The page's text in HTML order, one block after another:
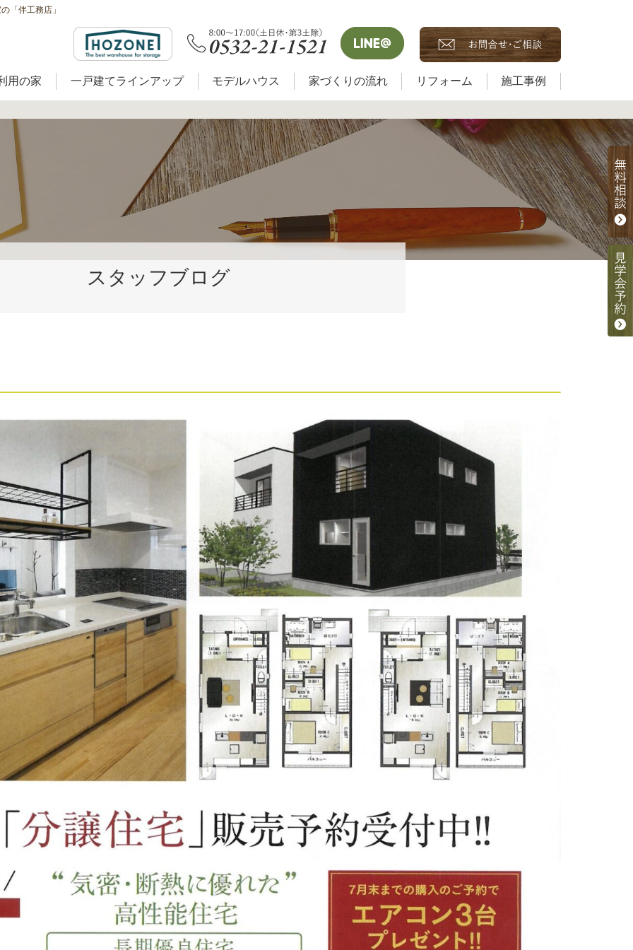
「伴工務店」
用の家 一戸建てラインアップ モデルハウス 家づくりの流れ リフォーム 施工事例
スタッフブログ